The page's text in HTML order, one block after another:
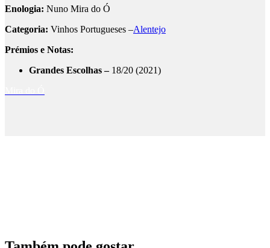
Enologia: Nuno Mira do Ó
Categoria: Vinhos Portugueses –Alentejo
Prémios e Notas:
Grandes Escolhas – 18/20 (2021)